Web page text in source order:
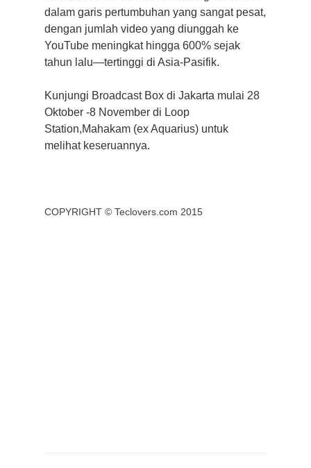
dalam garis pertumbuhan yang sangat pesat,
dengan jumlah video yang diunggah ke
YouTube meningkat hingga 600% sejak
tahun lalu—tertinggi di Asia-Pasifik.
Kunjungi Broadcast Box di Jakarta mulai 28
Oktober -8 November di Loop
Station,Mahakam (ex Aquarius) untuk
melihat keseruannya.
COPYRIGHT © Teclovers.com 2015